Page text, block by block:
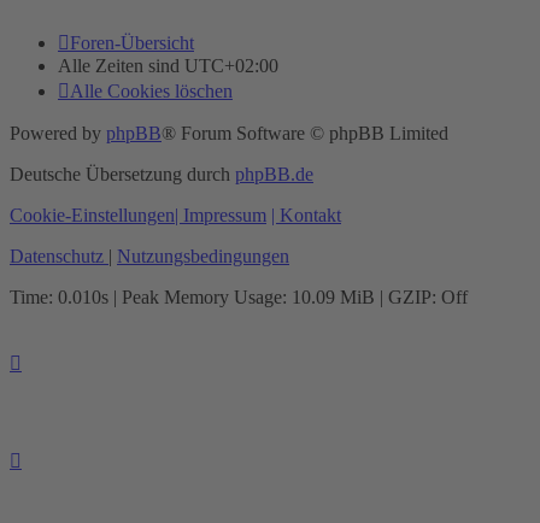
Foren-Übersicht
Alle Zeiten sind UTC+02:00
Alle Cookies löschen
Powered by phpBB® Forum Software © phpBB Limited
Deutsche Übersetzung durch phpBB.de
Cookie-Einstellungen| Impressum | Kontakt
Datenschutz | Nutzungsbedingungen
Time: 0.010s | Peak Memory Usage: 10.09 MiB | GZIP: Off